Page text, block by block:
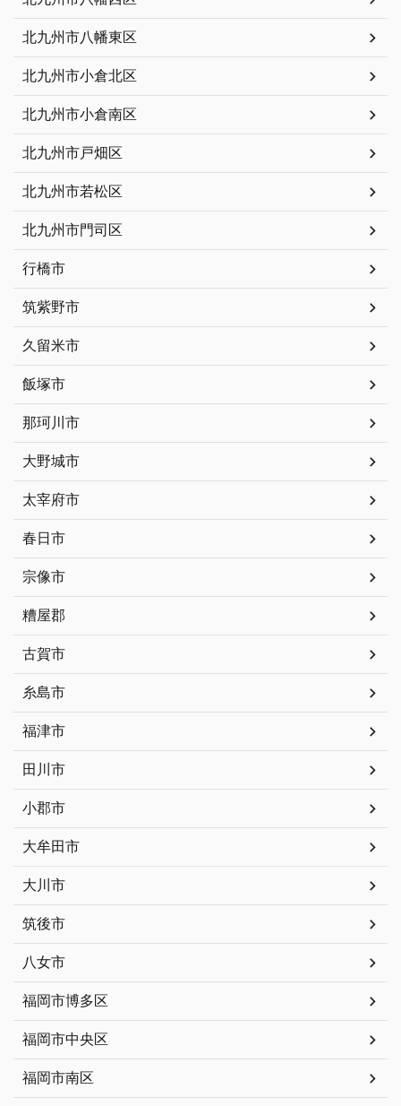
北九州市八幡東区
北九州市小倉北区
北九州市小倉南区
北九州市戸畑区
北九州市若松区
北九州市門司区
行橋市
筑紫野市
久留米市
飯塚市
那珂川市
大野城市
太宰府市
春日市
宗像市
糟屋郡
古賀市
糸島市
福津市
田川市
小郡市
大牟田市
大川市
筑後市
八女市
福岡市博多区
福岡市中央区
福岡市南区